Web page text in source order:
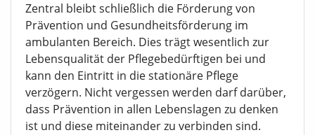
Zentral bleibt schließlich die Förderung von
Prävention und Gesundheitsförderung im
ambulanten Bereich. Dies trägt wesentlich zur
Lebensqualität der Pflegebedürftigen bei und
kann den Eintritt in die stationäre Pflege
verzögern. Nicht vergessen werden darf darüber,
dass Prävention in allen Lebenslagen zu denken
ist und diese miteinander zu verbinden sind.